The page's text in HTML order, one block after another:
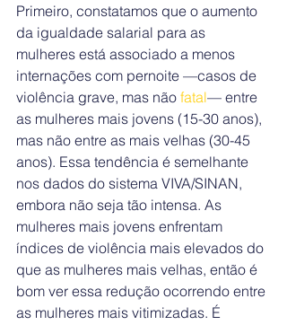
Primeiro, constatamos que o aumento
da igualdade salarial para as
mulheres está associado a menos
internações com pernoite —casos de
violência grave, mas não fatal— entre
as mulheres mais jovens (15-30 anos),
mas não entre as mais velhas (30-45
anos). Essa tendência é semelhante
nos dados do sistema VIVA/SINAN,
embora não seja tão intensa. As
mulheres mais jovens enfrentam
índices de violência mais elevados do
que as mulheres mais velhas, então é
bom ver essa redução ocorrendo entre
as mulheres mais vitimizadas. É